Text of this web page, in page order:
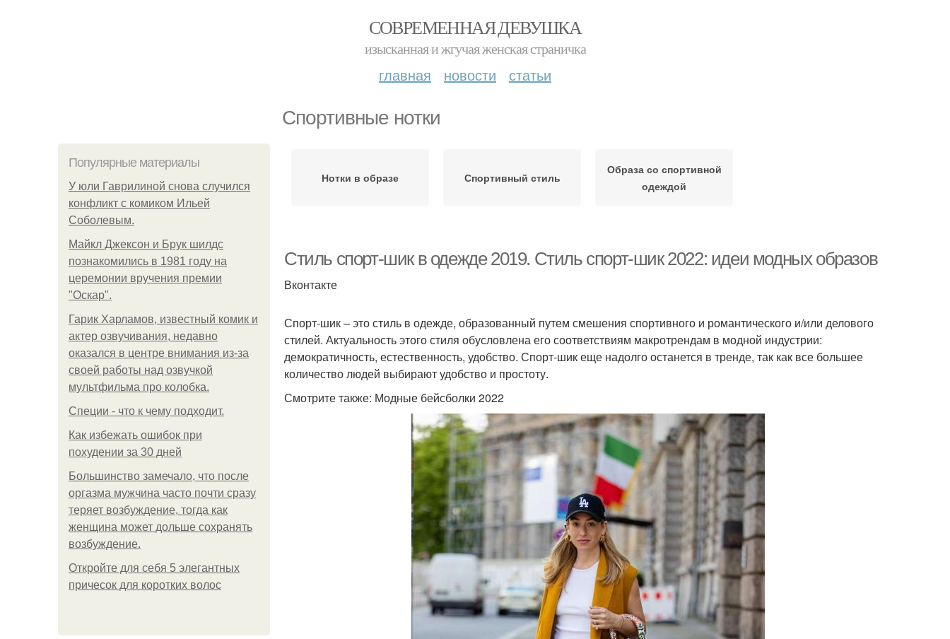
СОВРЕМЕННАЯ ДЕВУШКА
изысканная и жгучая женская страничка
главная новости статьи
Спортивные нотки
Популярные материалы
У юли Гаврилиной снова случился
конфликт с комиком Ильей
Соболевым.
Майкл Джексон и Брук шилдс
познакомились в 1981 году на
церемонии вручения премии
"Оскар".
Гарик Харламов, известный комик и
актер озвучивания, недавно
оказался в центре внимания из-за
своей работы над озвучкой
мультфильма про колобка.
Специи - что к чему подходит.
Как избежать ошибок при
похудении за 30 дней
Большинство замечало, что после
оргазма мужчина часто почти сразу
теряет возбуждение, тогда как
женщина может дольше сохранять
возбуждение.
Откройте для себя 5 элегантных
причесок для коротких волос
Нотки в образе Спортивный стиль
Образа со спортивной
одеждой
Стиль спорт-шик в одежде 2019. Стиль спорт-шик 2022: идеи модных образов
Вконтакте
Спорт-шик – это стиль в одежде, образованный путем смешения спортивного и романтического и/или делового
стилей. Актуальность этого стиля обусловлена его соответствиям макротрендам в модной индустрии:
демократичность, естественность, удобство. Спорт-шик еще надолго останется в тренде, так как все большее
количество людей выбирают удобство и простоту.
Смотрите также: Модные бейсболки 2022